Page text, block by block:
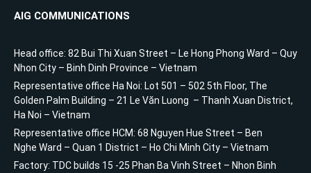
AIG COMMUNICATIONS
Head office: 82 Bui Thi Xuan Street – Le Hong Phong Ward – Quy
Nhon City – Binh Dinh Province – Vietnam
Representative office Ha Noi: Lot 501 – 502 5th Floor, The
Golden Palm Building – 21 Le Văn Luong – Thanh Xuan District,
Ha Noi – Vietnam
Representative office HCM: 68 Nguyen Hue Street – Ben
Nghe Ward – Quan 1 District – Ho Chi Minh City – Vietnam
Factory: TDC builds 15 -25 Phan Ba Vinh Street – Nhon Binh